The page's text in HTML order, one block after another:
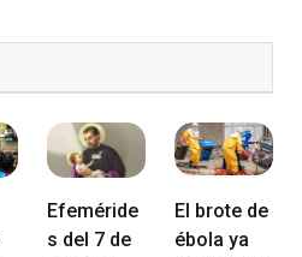
Efeméride
s del 7 de
El brote de
ébola ya